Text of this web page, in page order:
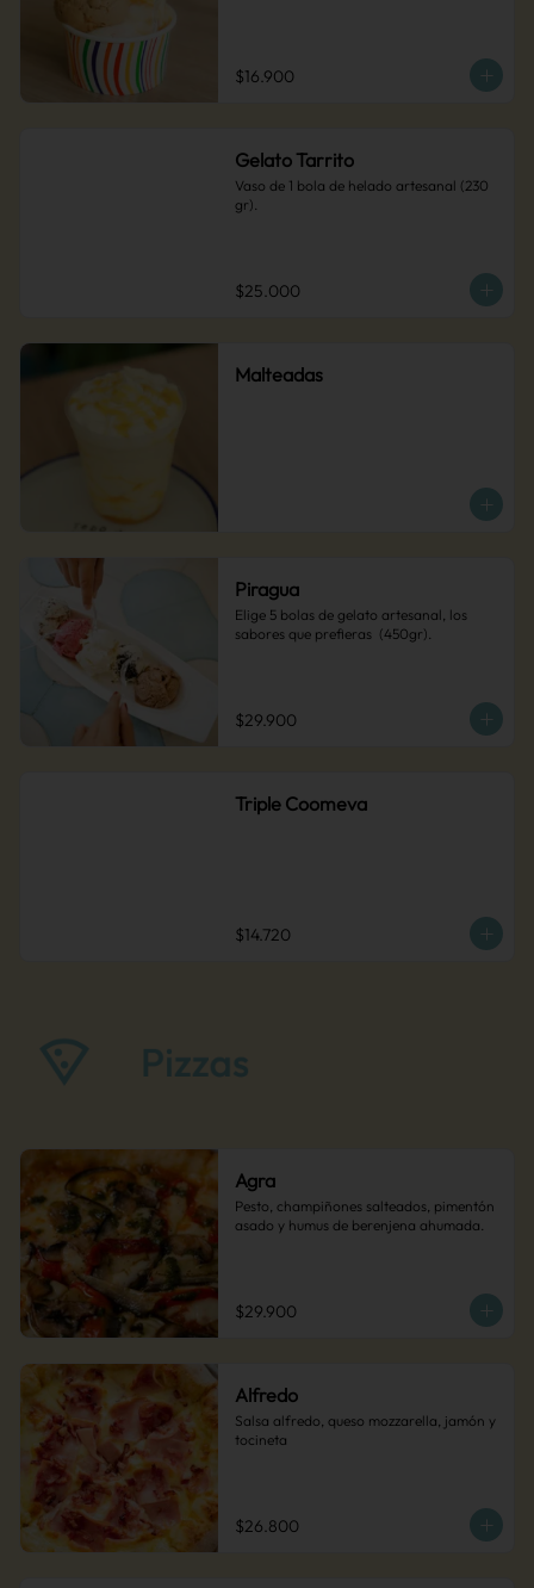
$16.900
Gelato Tarrito
Vaso de 1 bola de helado artesanal (230
gr).
$25.000
Malteadas
Piragua
Elige 5 bolas de gelato artesanal, los
sabores que prefieras  (450gr).
$29.900
Triple Coomeva
$14.720
Agra
Pesto, champiñones salteados, pimentón
asado y humus de berenjena ahumada.
$29.900
Alfredo
Salsa alfredo, queso mozzarella, jamón y
tocineta
$26.800